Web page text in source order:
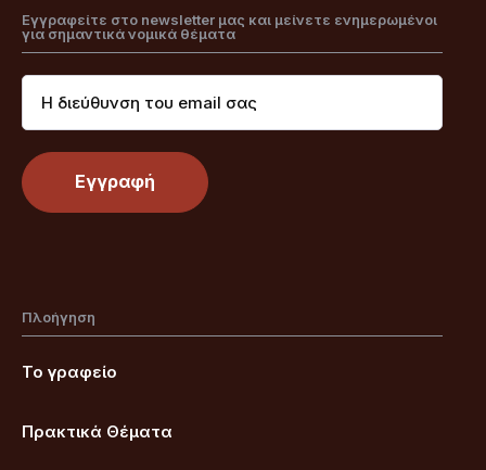
Εγγραφείτε στο newsletter μας και μείνετε ενημερωμένοι
για σημαντικά νομικά θέματα
Πλοήγηση
Το γραφείο
Πρακτικά Θέματα